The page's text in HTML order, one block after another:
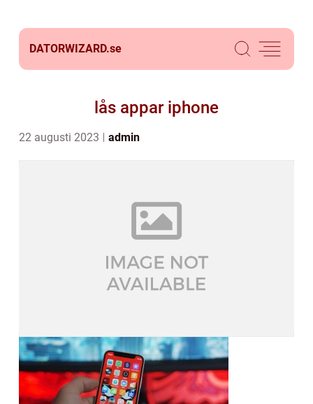
DATORWIZARD.se
lås appar iphone
22 augusti 2023 admin